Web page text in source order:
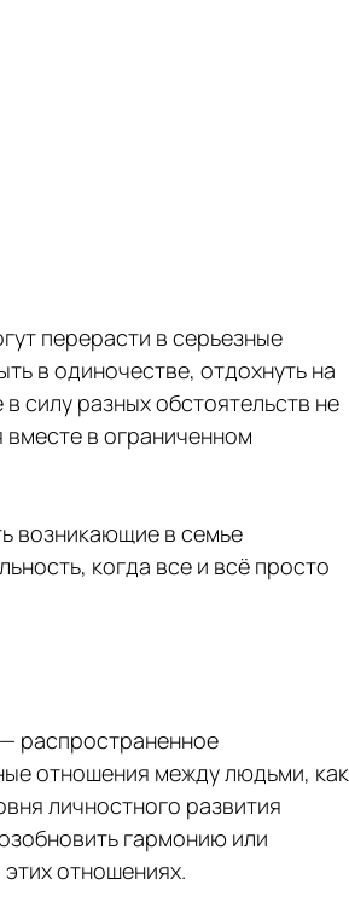
перерасти в серьезные
в одиночестве, отдохнуть на
силу разных обстоятельств не
в ограниченном
возникающие в семье
когда все и всё просто
распространенное
отношения между людьми, как
личностного развития
гармонию или
отношениях.